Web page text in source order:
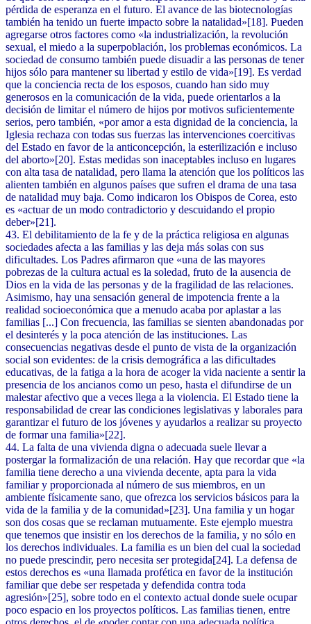
pérdida de esperanza en el futuro. El avance de las biotecnologías
también ha tenido un fuerte impacto sobre la natalidad»[18]. Pueden
agregarse otros factores como «la industrialización, la revolución
sexual, el miedo a la superpoblación, los problemas económicos. La
sociedad de consumo también puede disuadir a las personas de tener
hijos sólo para mantener su libertad y estilo de vida»[19]. Es verdad
que la conciencia recta de los esposos, cuando han sido muy
generosos en la comunicación de la vida, puede orientarlos a la
decisión de limitar el número de hijos por motivos suficientemente
serios, pero también, «por amor a esta dignidad de la conciencia, la
Iglesia rechaza con todas sus fuerzas las intervenciones coercitivas
del Estado en favor de la anticoncepción, la esterilización e incluso
del aborto»[20]. Estas medidas son inaceptables incluso en lugares
con alta tasa de natalidad, pero llama la atención que los políticos las
alienten también en algunos países que sufren el drama de una tasa
de natalidad muy baja. Como indicaron los Obispos de Corea, esto
es «actuar de un modo contradictorio y descuidando el propio
deber»[21].
43. El debilitamiento de la fe y de la práctica religiosa en algunas
sociedades afecta a las familias y las deja más solas con sus
dificultades. Los Padres afirmaron que «una de las mayores
pobrezas de la cultura actual es la soledad, fruto de la ausencia de
Dios en la vida de las personas y de la fragilidad de las relaciones.
Asimismo, hay una sensación general de impotencia frente a la
realidad socioeconómica que a menudo acaba por aplastar a las
familias [...] Con frecuencia, las familias se sienten abandonadas por
el desinterés y la poca atención de las instituciones. Las
consecuencias negativas desde el punto de vista de la organización
social son evidentes: de la crisis demográfica a las dificultades
educativas, de la fatiga a la hora de acoger la vida naciente a sentir la
presencia de los ancianos como un peso, hasta el difundirse de un
malestar afectivo que a veces llega a la violencia. El Estado tiene la
responsabilidad de crear las condiciones legislativas y laborales para
garantizar el futuro de los jóvenes y ayudarlos a realizar su proyecto
de formar una familia»[22].
44. La falta de una vivienda digna o adecuada suele llevar a
postergar la formalización de una relación. Hay que recordar que «la
familia tiene derecho a una vivienda decente, apta para la vida
familiar y proporcionada al número de sus miembros, en un
ambiente físicamente sano, que ofrezca los servicios básicos para la
vida de la familia y de la comunidad»[23]. Una familia y un hogar
son dos cosas que se reclaman mutuamente. Este ejemplo muestra
que tenemos que insistir en los derechos de la familia, y no sólo en
los derechos individuales. La familia es un bien del cual la sociedad
no puede prescindir, pero necesita ser protegida[24]. La defensa de
estos derechos es «una llamada profética en favor de la institución
familiar que debe ser respetada y defendida contra toda
agresión»[25], sobre todo en el contexto actual donde suele ocupar
poco espacio en los proyectos políticos. Las familias tienen, entre